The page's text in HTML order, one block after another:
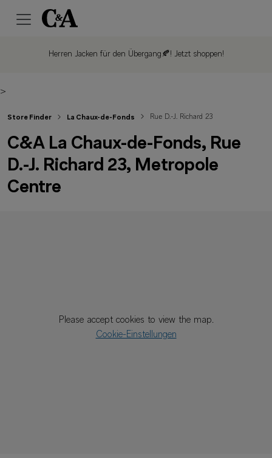
Herren Jacken für den Übergang🍂! Jetzt shoppen!
>
Please accept cookies to view the map.
Cookie-Einstellungen
Store Finder La Chaux-de-Fonds Rue D.-J. Richard 23
C&A La Chaux-de-Fonds, Rue
D.-J. Richard 23, Metropole
Centre